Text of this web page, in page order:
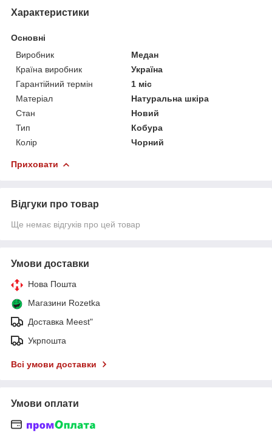
Характеристики
Основні
Виробник
Медан
Країна виробник
Україна
Гарантійний термін
1 міс
Матеріал
Натуральна шкіра
Стан
Новий
Тип
Кобура
Колір
Чорний
Приховати
Відгуки про товар
Ще немає відгуків про цей товар
Умови доставки
Нова Пошта
Магазини Rozetka
Доставка Meest"
Укрпошта
Всі умови доставки
Умови оплати